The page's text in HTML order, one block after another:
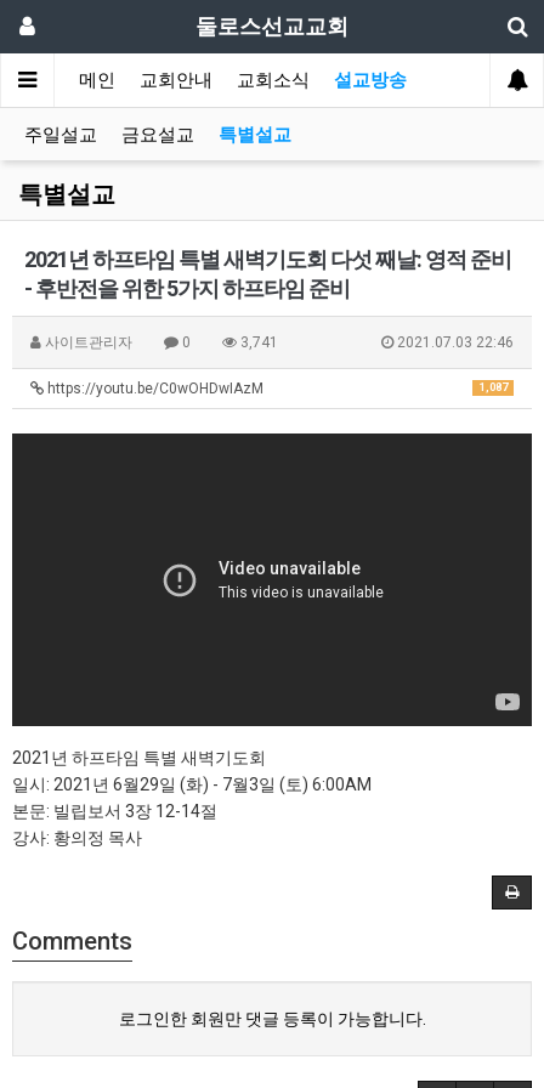
둘로스선교교회
메인 교회안내 교회소식 설교방송
주일설교 금요설교 특별설교
특별설교
2021년 하프타임 특별 새벽기도회 다섯 째날: 영적 준비
- 후반전을 위한 5가지 하프타임 준비
사이트관리자 0 3,741 2021.07.03 22:46
1,087
https://youtu.be/C0wOHDwIAzM
2021년 하프타임 특별 새벽기도회
일시: 2021년 6월29일 (화) - 7월3일 (토) 6:00AM
본문: 빌립보서 3장 12-14절
강사: 황의정 목사
Comments
로그인한 회원만 댓글 등록이 가능합니다.